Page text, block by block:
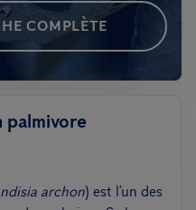
COMPLÈTE
palmivore
archon) est l’un des